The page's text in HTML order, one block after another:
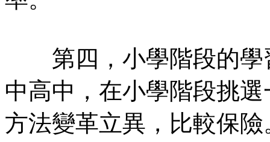
第四，小學階段的學
中高中，在小學階段挑
方法變革立異，比較保險